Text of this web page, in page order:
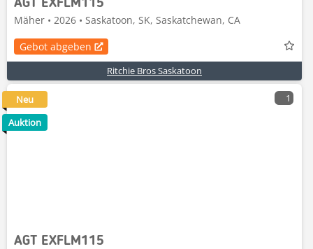
AGT EXFLM115
Mäher • 2026 • Saskatoon, SK, Saskatchewan, CA
Gebot abgeben
Ritchie Bros Saskatoon
1
AGT EXFLM115
Neu
Auktion